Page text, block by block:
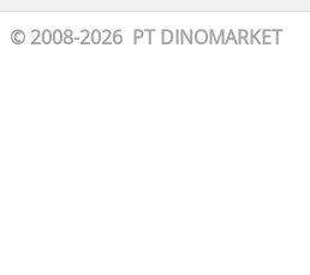
© 2008-2026 PT DINOMARKET